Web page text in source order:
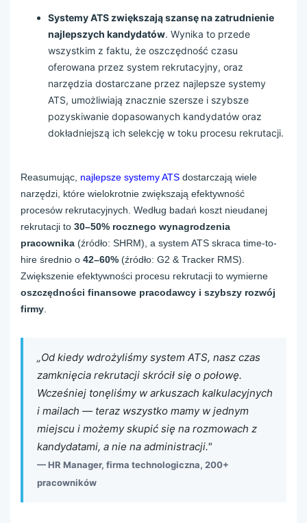
Systemy ATS zwiększają szansę na zatrudnienie
najlepszych kandydatów. Wynika to przede
wszystkim z faktu, że oszczędność czasu
oferowana przez system rekrutacyjny, oraz
narzędzia dostarczane przez najlepsze systemy
ATS, umożliwiają znacznie szersze i szybsze
pozyskiwanie dopasowanych kandydatów oraz
dokładniejszą ich selekcję w toku procesu rekrutacji.
Reasumując, najlepsze systemy ATS dostarczają wiele
narzędzi, które wielokrotnie zwiększają efektywność
procesów rekrutacyjnych. Według badań koszt nieudanej
rekrutacji to 30–50% rocznego wynagrodzenia
pracownika (źródło: SHRM), a system ATS skraca time-to-
hire średnio o 42–60% (źródło: G2 & Tracker RMS).
Zwiększenie efektywności procesu rekrutacji to wymierne
oszczędności finansowe pracodawcy i szybszy rozwój
firmy.
„Od kiedy wdrożyliśmy system ATS, nasz czas
zamknięcia rekrutacji skrócił się o połowę.
Wcześniej tonęliśmy w arkuszach kalkulacyjnych
i mailach — teraz wszystko mamy w jednym
miejscu i możemy skupić się na rozmowach z
kandydatami, a nie na administracji."
— HR Manager, firma technologiczna, 200+
pracowników